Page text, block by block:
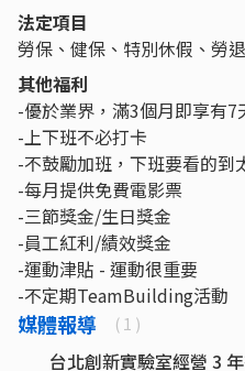
法定項目
勞保、健保、特別休假、勞
其他福利
-優於業界，滿3個月即享有7
-上下班不必打卡
-不鼓勵加班，下班要看的到
-每月提供免費電影票
-三節獎金/生日獎金
-員工紅利/績效獎金
-運動津貼 - 運動很重要
-不定期TeamBuilding活動
媒體報導 ( 1 )
台北創新實驗室經營 3